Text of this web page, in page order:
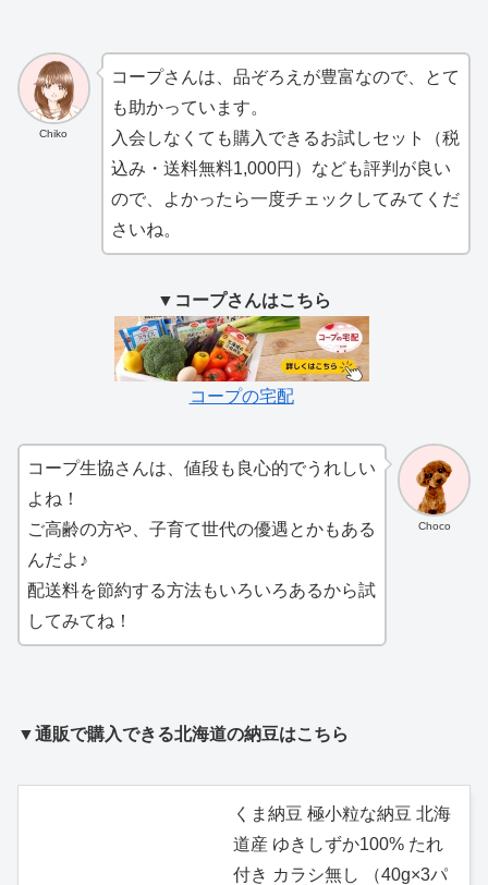
Chiko
コープさんは、品ぞろえが豊富なので、とて
も助かっています。
入会しなくても購入できるお試しセット（税
込み・送料無料1,000円）なども評判が良い
ので、よかったら一度チェックしてみてくだ
さいね。
▼コープさんはこちら
コープの宅配
Choco
コープ生協さんは、値段も良心的でうれしい
よね！
ご高齢の方や、子育て世代の優遇とかもある
んだよ♪
配送料を節約する方法もいろいろあるから試
してみてね！
▼通販で購入できる北海道の納豆はこちら
くま納豆 極小粒な納豆 北海
道産 ゆきしずか100% たれ
付き カラシ無し （40g×3パ